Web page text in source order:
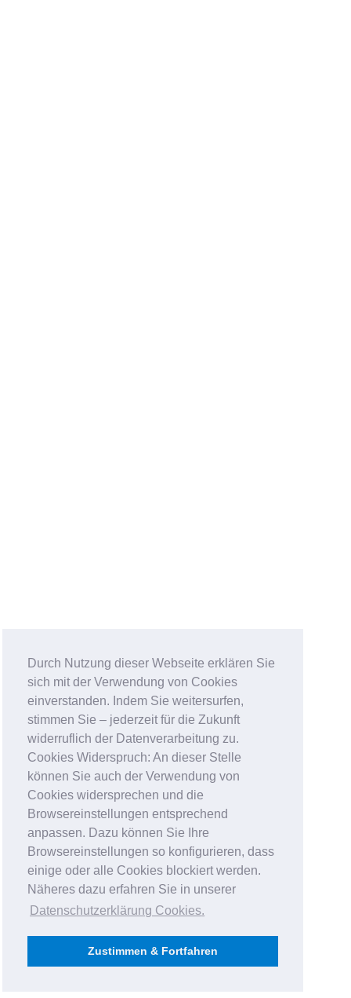
Durch Nutzung dieser Webseite erklären Sie
sich mit der Verwendung von Cookies
einverstanden. Indem Sie weitersurfen,
stimmen Sie – jederzeit für die Zukunft
widerruflich der Datenverarbeitung zu.
Cookies Widerspruch: An dieser Stelle
können Sie auch der Verwendung von
Cookies widersprechen und die
Browsereinstellungen entsprechend
anpassen. Dazu können Sie Ihre
Browsereinstellungen so konfigurieren, dass
einige oder alle Cookies blockiert werden.
Näheres dazu erfahren Sie in unserer
Datenschutzerklärung Cookies.
Zustimmen & Fortfahren